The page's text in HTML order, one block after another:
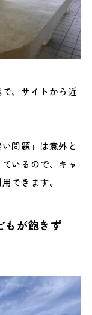
、サイトから近
問題」は意外と
いるので、キャ
できます。
もが飽きず